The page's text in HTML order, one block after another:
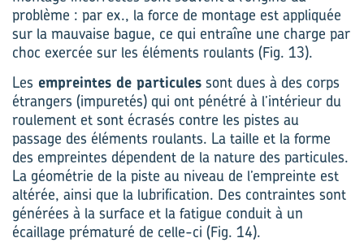
problème : par ex., la force de montage est appliquée
sur la mauvaise bague, ce qui entraîne une charge par
choc exercée sur les éléments roulants (Fig. 13).
Les empreintes de particules sont dues à des corps
étrangers (impuretés) qui ont pénétré à l’intérieur du
roulement et sont écrasés contre les pistes au
passage des éléments roulants. La taille et la forme
des empreintes dépendent de la nature des particules.
La géométrie de la piste au niveau de l’empreinte est
altérée, ainsi que la lubrification. Des contraintes sont
générées à la surface et la fatigue conduit à un
écaillage prématuré de celle-ci (Fig. 14).